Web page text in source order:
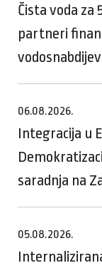
Čista voda za
partneri
06.08.2026.
Integracija u
saradnja na
05.08.2026.